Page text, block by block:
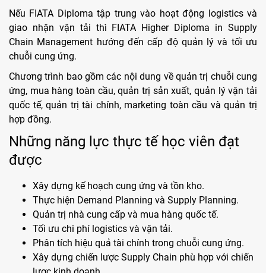
Nếu FIATA Diploma tập trung vào hoạt động logistics và
giao nhận vận tải thì FIATA Higher Diploma in Supply
Chain Management hướng đến cấp độ quản lý và tối ưu
chuỗi cung ứng.
Chương trình bao gồm các nội dung về quản trị chuỗi cung
ứng, mua hàng toàn cầu, quản trị sản xuất, quản lý vận tải
quốc tế, quản trị tài chính, marketing toàn cầu và quản trị
hợp đồng.
Những năng lực thực tế học viên đạt
được
Xây dựng kế hoạch cung ứng và tồn kho.
Thực hiện Demand Planning và Supply Planning.
Quản trị nhà cung cấp và mua hàng quốc tế.
Tối ưu chi phí logistics và vận tải.
Phân tích hiệu quả tài chính trong chuỗi cung ứng.
Xây dựng chiến lược Supply Chain phù hợp với chiến